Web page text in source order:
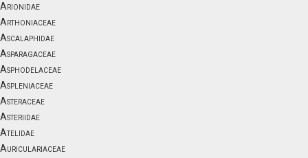
Arionidae
Arthoniaceae
Ascalaphidae
Asparagaceae
Asphodelaceae
Aspleniaceae
Asteraceae
Asteriidae
Atelidae
Auriculariaceae